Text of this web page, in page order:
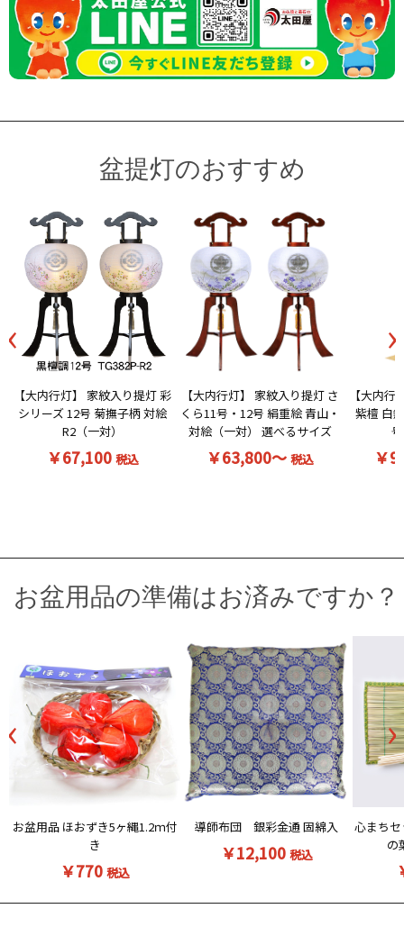
盆提灯のおすすめ
‹
【大内行灯】 家紋入り提灯 彩
シリーズ 12号 菊撫子柄 対絵
R2（一対）
￥67,100 税込
【大内行灯】 家紋入り提灯 さ
くら11号・12号 絹重絵 青山・
対絵（一対） 選べるサイズ
￥63,800～税込
【大内
紫檀 白
￥
›
お盆用品の準備はお済みですか？
‹
お盆用品 ほおずき5ヶ縄1.2ｍ付
き
￥770 税込
導師布団 銀彩金通 固綿入
￥12,100 税込
心まち
の
›